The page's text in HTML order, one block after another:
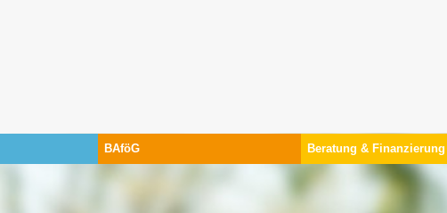
BAföG Beratung & Finanzierung